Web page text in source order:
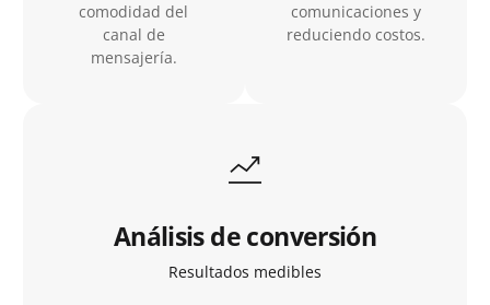
comodidad del
canal de
mensajería.
comunicaciones y
reduciendo costos.
Análisis de conversión
Resultados medibles